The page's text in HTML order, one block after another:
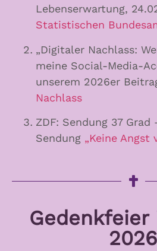
Lebenserwartung,
Statistischen
„Digitaler Nachlass:
meine Social-Media-
unserem 2026er
Nachlass
ZDF: Sendung 37 Grad
Sendung „Keine Angst
2026